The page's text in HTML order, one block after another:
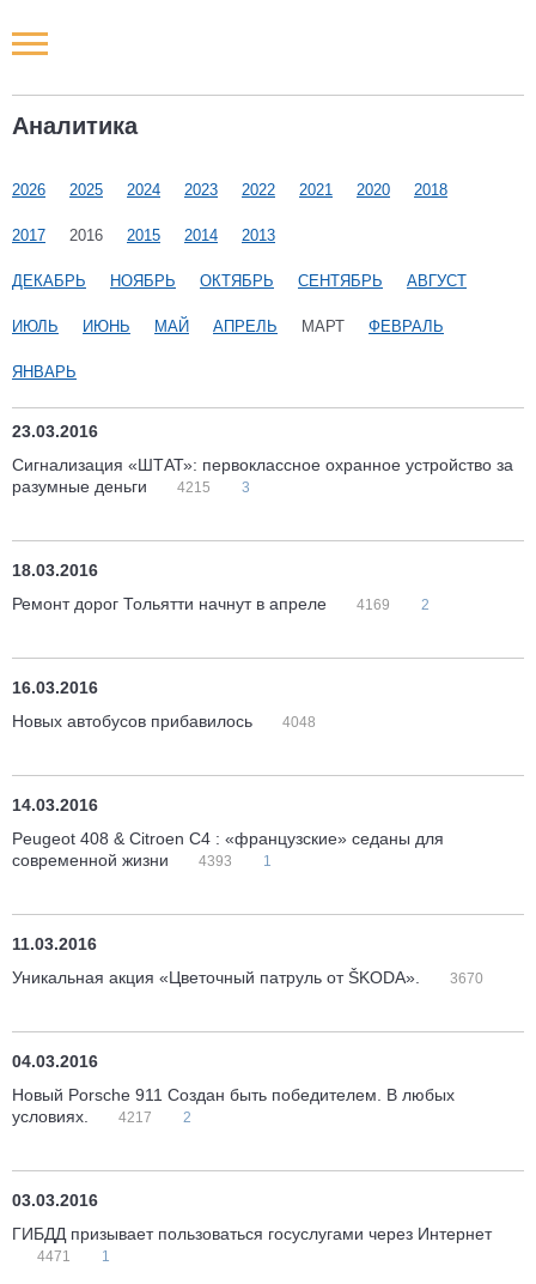
Аналитика
2026 2025 2024 2023 2022 2021 2020 2018
2017 2016 2015 2014 2013
ДЕКАБРЬ НОЯБРЬ ОКТЯБРЬ СЕНТЯБРЬ АВГУСТ
ИЮЛЬ ИЮНЬ МАЙ АПРЕЛЬ МАРТ ФЕВРАЛЬ
ЯНВАРЬ
23.03.2016
Сигнализация «ШТАТ»: первоклассное охранное устройство за
разумные деньги
4215 3
18.03.2016
Ремонт дорог Тольятти начнут в апреле
4169 2
16.03.2016
Новых автобусов прибавилось
4048
14.03.2016
Peugeot 408 & Citroen С4 : «французские» седаны для
современной жизни
4393 1
11.03.2016
Уникальная акция «Цветочный патруль от ŠKODA».
3670
04.03.2016
Новый Porsche 911 Создан быть победителем. В любых
условиях.
4217 2
03.03.2016
ГИБДД призывает пользоваться госуслугами через Интернет
4471 1
Новости РФ
Наши мероприятия
Статьи